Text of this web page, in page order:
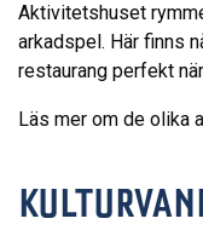
Aktivitetshuset
arkadspel. Här finns
restaurang perfekt
Läs mer om de olika